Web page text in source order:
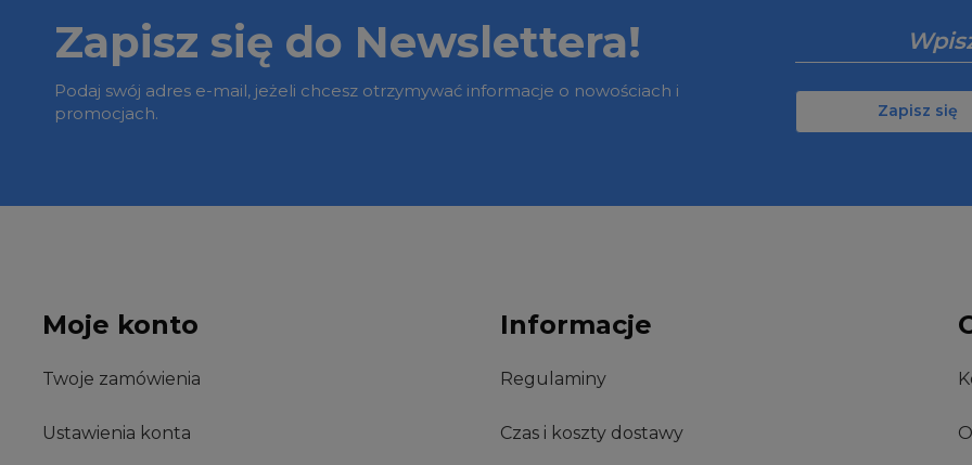
Zapisz się do Newslettera!
Podaj swój adres e-mail, jeżeli chcesz otrzymywać informacje o nowościach i
promocjach.
Zapisz się
Moje konto
Twoje zamówienia
Ustawienia konta
Informacje
Regulaminy
Czas i koszty dostawy